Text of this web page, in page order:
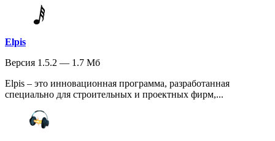
Elpis
Версия 1.5.2 — 1.7 Мб
Elpis – это инновационная программа, разработанная
специально для строительных и проектных фирм,...